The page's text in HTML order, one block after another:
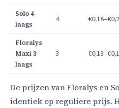
Solo 4-
laags
4
Floralys
Maxi 3-
laags
3
De prijzen van Floralys en
identiek op reguliere prijs.